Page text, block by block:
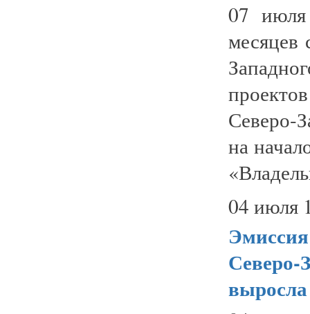
07
месяцев
Северо-
на
04 июля
Северо-
выросла